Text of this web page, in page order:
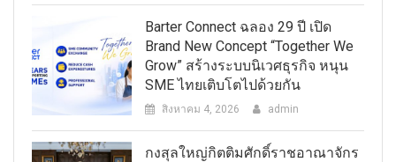
Barter Connect ฉลอง 29 ปี เปิด
Brand New Concept “Together We
Grow” สร้างระบบนิเวศธุรกิจ หนุน
SME ไทยเติบโตไปด้วยกัน
สิงหาคม 4, 2026 admin
กงสุลใหญ่กิตติมศักดิ์ราชอาณาจักร